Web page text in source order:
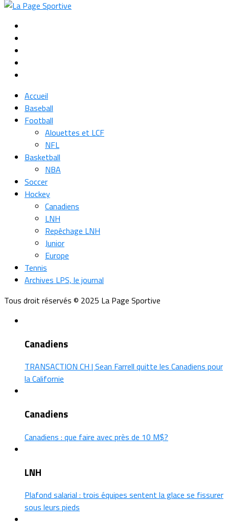
Accueil
Baseball
Football
Alouettes et LCF
NFL
Basketball
NBA
Soccer
Hockey
Canadiens
LNH
Repêchage LNH
Junior
Europe
Tennis
Archives LPS, le journal
Tous droit réservés © 2025 La Page Sportive
Canadiens
TRANSACTION CH | Sean Farrell quitte les Canadiens pour
la Californie
Canadiens
Canadiens : que faire avec près de 10 M$?
LNH
Plafond salarial : trois équipes sentent la glace se fissurer
sous leurs pieds